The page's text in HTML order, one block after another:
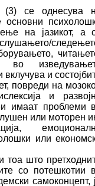
(3) се од­не­су­ва
на јазикот, а
во
и
повреди на
и
имаат проблеми
или моторен
или
тоа што
со потешкотии
самоконцепт,